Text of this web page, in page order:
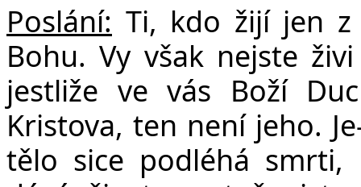
Poslání: Ti, kdo žijí jen
Bohu. Vy však nejste
jestliže ve vás Boží
Kristova, ten není jeho.
tělo sice podléhá smrti,